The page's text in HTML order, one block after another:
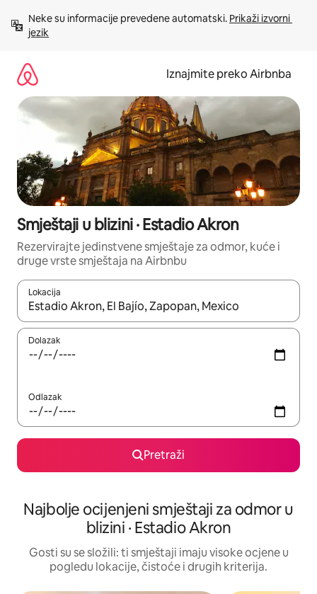
sadržaj
Neke su informacije prevedene automatski. Prikaži izvorni
jezik
Iznajmite preko Airbnba
Smještaji u blizini · Estadio Akron
Rezervirajte jedinstvene smještaje za odmor, kuće i
druge vrste smještaja na Airbnbu
Lokacija
Kada budu dostupni rezultati, moći ćete ih pregledati
Dolazak
Odlazak
Pretraži
Najbolje ocijenjeni smještaji za odmor u
blizini · Estadio Akron
Gosti su se složili: ti smještaji imaju visoke ocjene u
pogledu lokacije, čistoće i drugih kriterija.